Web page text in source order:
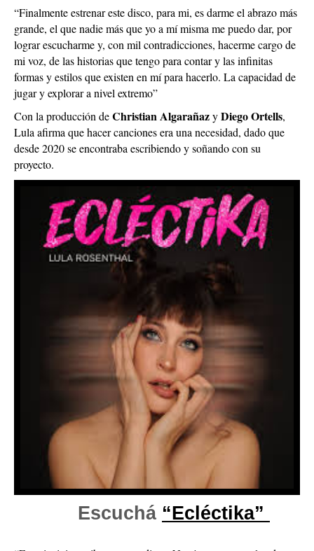
“Finalmente estrenar este disco, para mi, es darme el abrazo más
grande, el que nadie más que yo a mí misma me puedo dar, por
lograr escucharme y, con mil contradicciones, hacerme cargo de
mi voz, de las historias que tengo para contar y las infinitas
formas y estilos que existen en mí para hacerlo. La capacidad de
jugar y explorar a nivel extremo”
Con la producción deChristian AlgarañazyDiego Ortells,
Lula afirma que hacer canciones era una necesidad, dado que
desde 2020 se encontraba escribiendo y soñando con su
proyecto.
Escuchá “Ecléctika”